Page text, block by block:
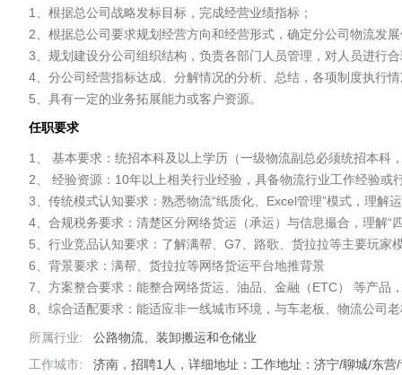
1、根据总公司战略发标目标，完成经营业绩指标；
2、根据总公司要求规划经营方向和经营形式，确定分公司物流发
3、规划建设分公司组织结构，负责各部门人员管理，对人员进行
4、分公司经营指标达成、分解情况的分析、总结，各项制度执行
任职要求
1、 基本要求：统招本科及以上学历（一级物流副总必须统招本科
2、 经验资源：10年以上相关行业经验，具备物流行业工作经验或
3、传统模式认知要求：熟悉物流“纸质化、Excel管理”模式，理解
4、合规税务要求：清楚区分网络货运（承运）与信息撮合，理解“
5、行业竞品认知要求：了解满帮、G7、路歌、货拉拉等主要玩家
6、背景要求：满帮、货拉拉等网络货运平台地推背景
7、方案整合要求：能整合网络货运、油品、金融（ETC）​ 等产品
所属行业:
公路物流、装卸搬运和仓储业
工作城市:
济南，招聘1人，详细地址：工作地址：济宁/聊城/东